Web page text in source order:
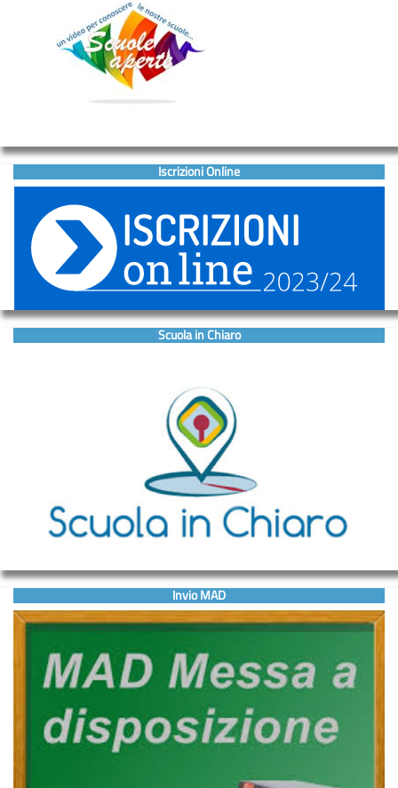
Iscrizioni Online
Scuola in Chiaro
Invio MAD